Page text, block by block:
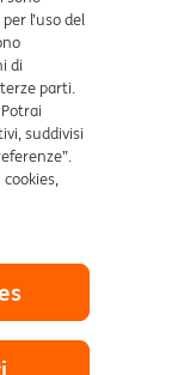
l’uso del
di
parti.
suddivisi